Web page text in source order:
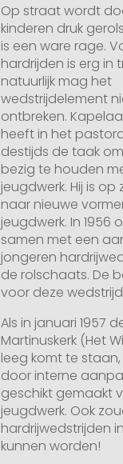
Op straat wordt
kinderen druk
is een ware rage.
hardrijden is erg in
natuurlijk mag het
wedstrijdelement
ontbreken.
heeft in het
destijds de taak
bezig te houden
jeugdwerk. Hij is
naar nieuwe
jeugdwerk. In 1956
samen met een
jongeren
de rolschaats. De
voor deze
Als in januari 1957
Martinuskerk (Het
leeg komt te
door interne
geschikt gemaakt
jeugdwerk. Ook
hardrijwedstrijden
kunnen worden!